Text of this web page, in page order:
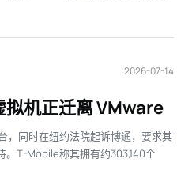
2026-07-14
机正迁离 VMware
，同时在纽约法院起诉博通，要求其
。T-Mobile称其拥有约303,140个